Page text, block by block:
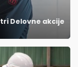
Delovne akcije